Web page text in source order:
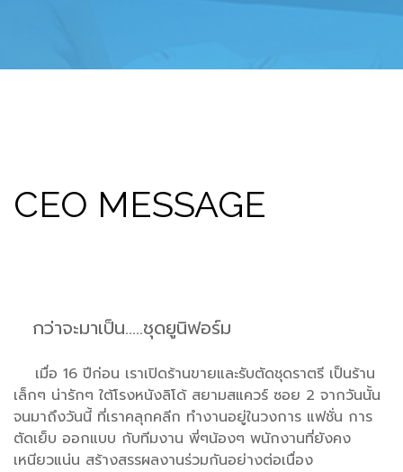
CEO MESSAGE
กว่าจะมาเป็น.....ชุดยูนิฟอร์ม
เมื่อ 16 ปีก่อน เราเปิดร้านขายและรับตัดชุดราตรี เป็นร้าน
เล็กๆ น่ารักๆ ใต้โรงหนังลิโด้ สยามสแควร์ ซอย 2 จากวันนั้น
จนมาถึงวันนี้ ที่เราคลุกคลีก ทำงานอยู่ในวงการ แฟชั่น การ
ตัดเย็บ ออกแบบ กับทีมงาน พี่ๆน้องๆ พนักงานที่ยังคง
เหนียวแน่น สร้างสรรผลงานร่วมกันอย่างต่อเนื่อง